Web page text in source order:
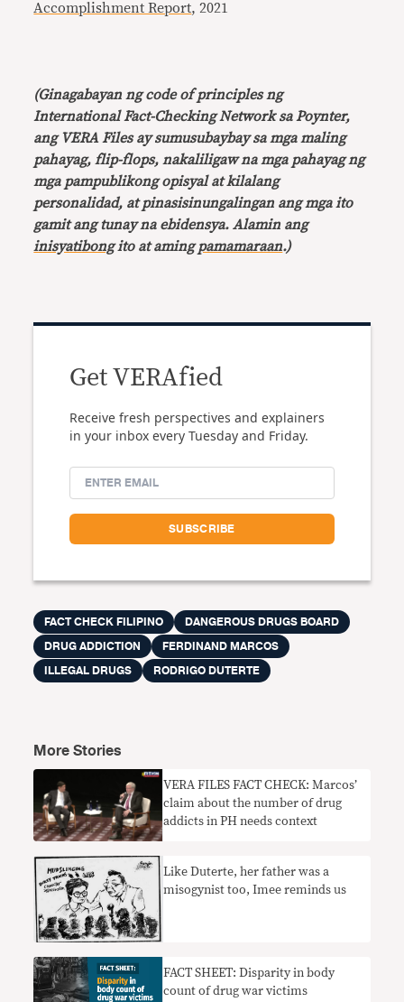
Accomplishment Report, 2021
(Ginagabayan ng code of principles ng
International Fact-Checking Network sa Poynter,
ang VERA Files ay sumusubaybay sa mga maling
pahayag, flip-flops, nakaliligaw na mga pahayag ng
mga pampublikong opisyal at kilalang
personalidad, at pinasisinungalingan ang mga ito
gamit ang tunay na ebidensya. Alamin ang
inisyatibongito at amingpamamaraan.)
Get VERAfied
Receive fresh perspectives and explainers
in your inbox every Tuesday and Friday.
FACT CHECK FILIPINO
DANGEROUS DRUGS BOARD
DRUG ADDICTION
FERDINAND MARCOS
ILLEGAL DRUGS
RODRIGO DUTERTE
More Stories
VERA FILES FACT CHECK: Marcos’
claim about the number of drug
addicts in PH needs context
Like Duterte, her father was a
misogynist too, Imee reminds us
FACT SHEET: Disparity in body
count of drug war victims